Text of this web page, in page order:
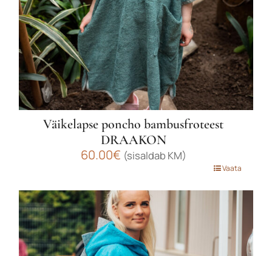
Väikelapse poncho bambusfroteest
DRAAKON
60.00€ (sisaldab KM)
on
mitu
varianti.
Valikuid
Vaata